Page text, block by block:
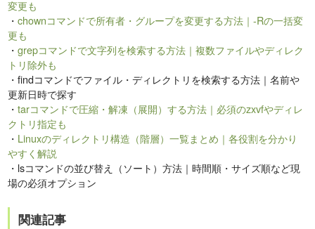
変更も
・chownコマンドで所有者・グループを変更する方法｜-Rの一括変
更も
・grepコマンドで文字列を検索する方法｜複数ファイルやディレク
トリ除外も
・findコマンドでファイル・ディレクトリを検索する方法｜名前や
更新日時で探す
・tarコマンドで圧縮・解凍（展開）する方法｜必須のzxvfやディレ
クトリ指定も
・ Linuxのディレクトリ構造（階層）一覧まとめ｜各役割を分かり
やすく解説
・lsコマンドの並び替え（ソート）方法｜時間順・サイズ順など現
場の必須オプション
関連記事